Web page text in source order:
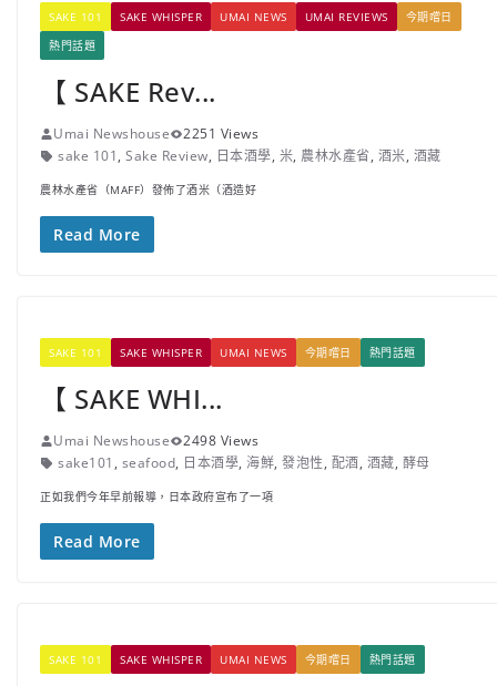
SAKE 101 SAKE WHISPER UMAI NEWS UMAI REVIEWS
今期嚐日
熱門話題
【 SAKE Rev...
Umai Newshouse
2251 Views
sake 101, Sake Review, 日本酒學, 米, 農林水產省, 酒米, 酒藏
農林水產省（MAFF）發佈了酒米（酒造好
Read More
SAKE 101 SAKE WHISPER UMAI NEWS 今期嚐日 熱門話題
【 SAKE WHI...
Umai Newshouse
2498 Views
sake101 , seafood, 日本酒學, 海鮮, 發泡性, 配酒, 酒藏, 酵母
正如我們今年早前報導，日本政府宣布了一項
Read More
SAKE 101 SAKE WHISPER UMAI NEWS 今期嚐日 熱門話題